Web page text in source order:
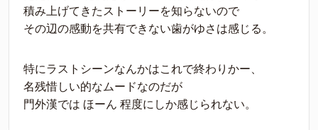
積み上げてきたストーリーを知らないので
その辺の感動を共有できない歯がゆさは感じる。
特にラストシーンなんかはこれで終わりかー、
名残惜しい的なムードなのだが
門外漢では ほーん 程度にしか感じられない。